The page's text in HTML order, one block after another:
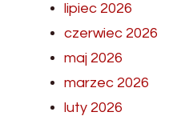
lipiec 2026
czerwiec 2026
maj 2026
marzec 2026
luty 2026